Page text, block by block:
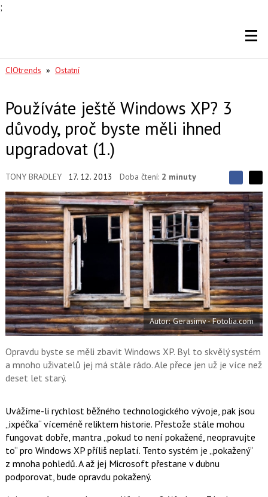
;
CIOtrends » Ostatní
Používáte ještě Windows XP? 3
důvody, proč byste měli ihned
upgradovat (1.)
TONY BRADLEY 17. 12. 2013 Doba čtení: 2 minuty
S
d
í
l
e
t
S
d
í
l
e
j
t
e
n
a
F
a
c
e
b
o
o
k
d
í
l
e
j
t
e
n
a
s
í
t
i
X
Autor: Gerasimv - Fotolia.com
Opravdu byste se měli zbavit Windows XP. Byl to skvělý systém
a mnoho uživatelů jej má stále rádo. Ale přece jen už je více než
deset let starý.
Uvážíme-li rychlost běžného technologického vývoje, pak jsou
„ixpéčka“ víceméně reliktem historie. Přestože stále mohou
fungovat dobře, mantra „pokud to není pokažené, neopravujte
to“ pro Windows XP příliš neplatí. Tento systém je „pokažený“
z mnoha pohledů. A až jej Microsoft přestane v dubnu
podporovat, bude opravdu pokažený.